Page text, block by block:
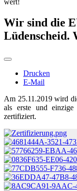
Wir sind die
Lüdenscheid.
Drucken
E-Mail
Am 25.11.2019 wird
als erste und einzige
zertifiziert.